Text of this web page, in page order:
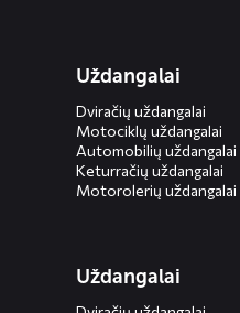
Uždangalai
Dviračių uždangalai
Motociklų uždangalai
Automobilių uždangalai
Keturračių uždangalai
Motorolerių uždangalai
Uždangalai